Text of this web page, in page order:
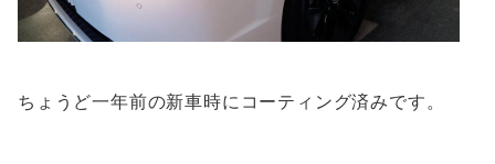
ちょうど一年前の新車時にコーティング済みです。